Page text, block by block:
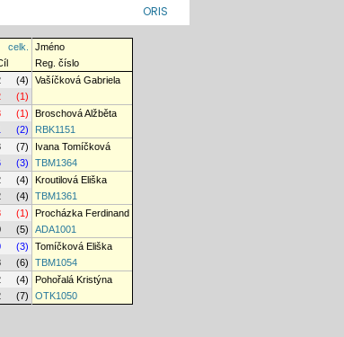
ORIS
celk.
Jméno
Reg. číslo
(4)
Vašíčková Gabriela
(1)
(1)
Broschová Alžběta
(2)
RBK1151
(7)
Ivana Tomíčková
(3)
TBM1364
(4)
Kroutilová Eliška
(4)
TBM1361
(1)
Procházka Ferdinand
(5)
ADA1001
(3)
Tomíčková Eliška
(6)
TBM1054
(4)
Pohořalá Kristýna
(7) OTK1050